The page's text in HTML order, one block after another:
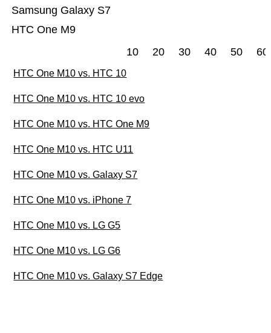
HTC One M9
Samsung Galaxy S7
10 20 30 40 50 60
HTC One M10 vs. HTC 10
HTC One M10 vs. HTC 10 evo
HTC One M10 vs. HTC One M9
HTC One M10 vs. HTC U11
HTC One M10 vs. Galaxy S7
HTC One M10 vs. iPhone 7
HTC One M10 vs. LG G5
HTC One M10 vs. LG G6
HTC One M10 vs. Galaxy S7 Edge